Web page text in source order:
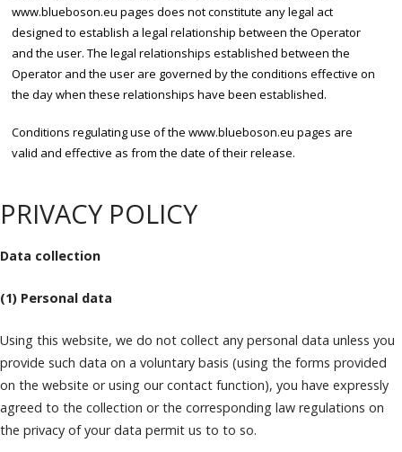
www.blueboson.eu pages does not constitute any legal act
designed to establish a legal relationship between the Operator
and the user. The legal relationships established between the
Operator and the user are governed by the conditions effective on
the day when these relationships have been established.
Conditions regulating use of the www.blueboson.eu pages are
valid and effective as from the date of their release.
PRIVACY POLICY
Data collection
(1) Personal data
Using this website, we do not collect any personal data unless you
provide such data on a voluntary basis (using the forms provided
on the website or using our contact function), you have expressly
agreed to the collection or the corresponding law regulations on
the privacy of your data permit us to to so.